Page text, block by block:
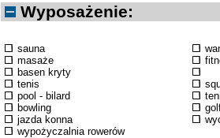
Wyposażenie:
sauna
masaże
basen kryty
tenis
pool - bilard
bowling
jazda konna
wypożyczalnia rowerów